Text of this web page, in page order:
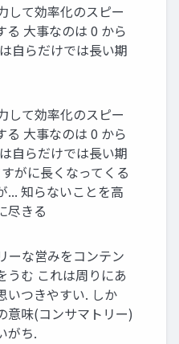
して効率化のスピー
る 大事なのは 0 から
自らだけでは長い期
して効率化のスピー
る 大事なのは 0 から
自らだけでは長い期
がに長くなってくる
... 知らないことを高
尽きる
ーな営みをコンテン
うむ これは周りにあ
いつきやすい. しか
意味(コンサマトリー)
がち.